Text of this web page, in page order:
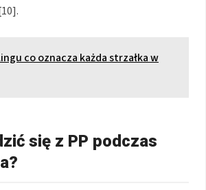
co oznacza każda strzałka w
się z PP podczas